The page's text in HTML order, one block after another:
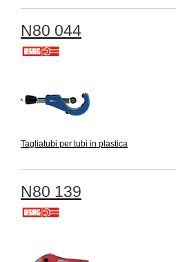
N80 044
Tagliatubi per tubi in plastica
N80 139